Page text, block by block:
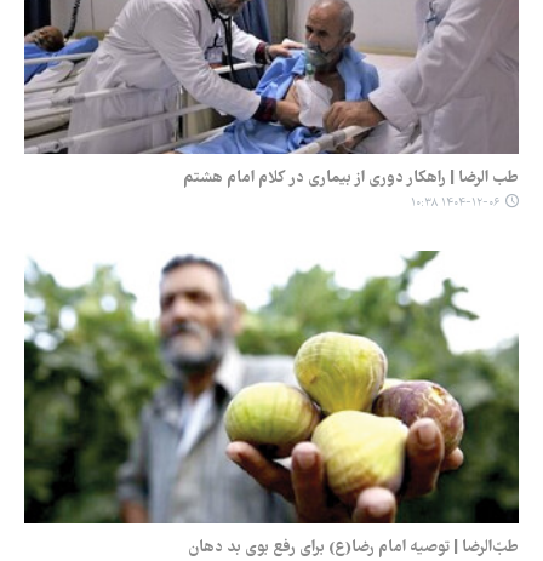
طب الرضا | راهکار دوری از بیماری در کلام امام هشتم
۱۴۰۴-۱۲-۰۶ ۱۰:۳۸
طبّ‌الرضا | توصیه امام رضا(ع) برای رفع بوی بد دهان